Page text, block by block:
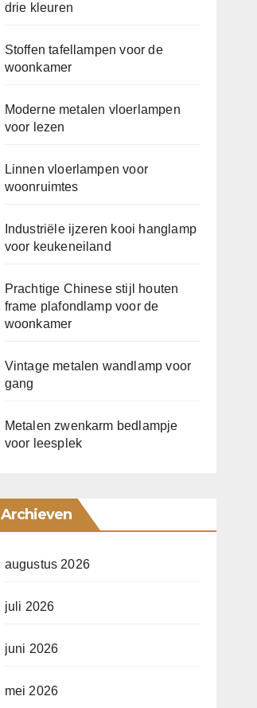
drie kleuren
Stoffen tafellampen voor de
woonkamer
Moderne metalen vloerlampen
voor lezen
Linnen vloerlampen voor
woonruimtes
Industriële ijzeren kooi hanglamp
voor keukeneiland
Prachtige Chinese stijl houten
frame plafondlamp voor de
woonkamer
Vintage metalen wandlamp voor
gang
Metalen zwenkarm bedlampje
voor leesplek
Archieven
augustus 2026
juli 2026
juni 2026
mei 2026